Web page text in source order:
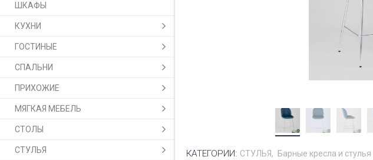
ШКАФЫ
КУХНИ
ГОСТИНЫЕ
СПАЛЬНИ
ПРИХОЖИЕ
МЯГКАЯ МЕБЕЛЬ
СТОЛЫ
СТУЛЬЯ КАТЕГОРИИ: СТУЛЬЯ Барные кресла и стулья